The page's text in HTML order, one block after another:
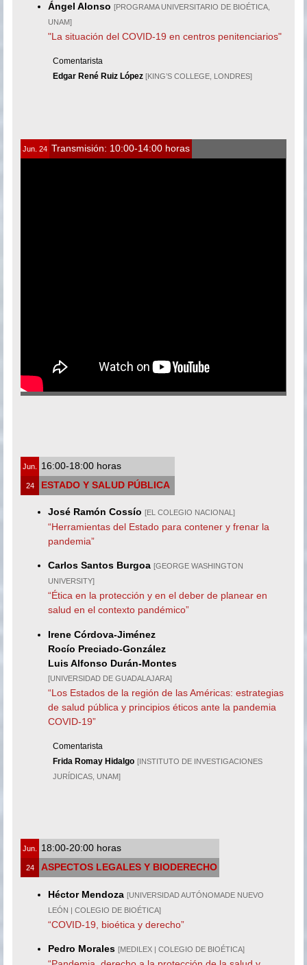
Ángel Alonso [PROGRAMA UNIVERSITARIO DE BIOÉTICA,
UNAM]
"La situación del COVID-19 en centros penitenciarios"
Comentarista
Edgar René Ruiz López[KING’S COLLEGE, LONDRES]
Jun. 24 Transmisión: 10:00-14:00 horas
Jun. 16:00-18:00 horas
24 ESTADO Y SALUD PÚBLICA
José Ramón Cossío [EL COLEGIO NACIONAL]
“Herramientas del Estado para contener y frenar la
pandemia”
Carlos Santos Burgoa [GEORGE WASHINGTON
UNIVERSITY]
“Ética en la protección y en el deber de planear en
salud en el contexto pandémico”
Irene Córdova-Jiménez
Rocío Preciado-González
Luis Alfonso Durán-Montes
[UNIVERSIDAD DE GUADALAJARA]
“Los Estados de la región de las Américas: estrategias
de salud pública y principios éticos ante la pandemia
COVID-19”
Comentarista
Frida Romay Hidalgo [INSTITUTO DE INVESTIGACIONES
JURÍDICAS, UNAM]
Jun. 18:00-20:00 horas
24 ASPECTOS LEGALES Y BIODERECHO
Héctor Mendoza [UNIVERSIDAD AUTÓNOMADE NUEVO
LEÓN | COLEGIO DE BIOÉTICA]
“COVID-19, bioética y derecho”
Pedro Morales [MEDILEX | COLEGIO DE BIOÉTICA]